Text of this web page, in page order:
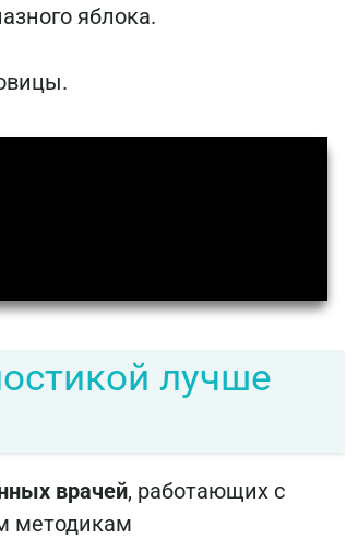
яблока.
лучше
врачей, работающих с
методикам